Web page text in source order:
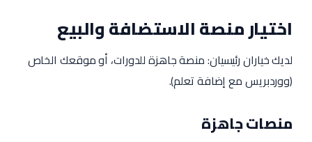
اختيار منصة الاستضافة والبيع
لديك خياران رئيسيان: منصة جاهزة للدورات، أو موقعك الخاص
(ووردبريس مع إضافة تعلم).
منصات جاهزة